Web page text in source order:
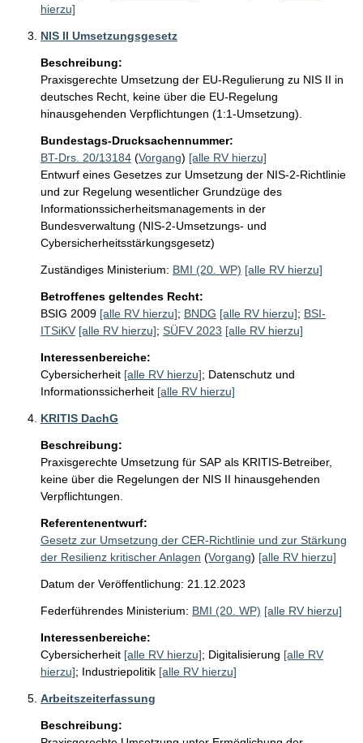
hierzu]
NIS II Umsetzungsgesetz
Beschreibung:
Praxisgerechte Umsetzung der EU-Regulierung zu NIS II in
deutsches Recht, keine über die EU-Regelung
hinausgehenden Verpflichtungen (1:1-Umsetzung).
Bundestags-Drucksachennummer:
BT-Drs. 20/13184 (Vorgang) [alle RV hierzu]
Entwurf eines Gesetzes zur Umsetzung der NIS-2-Richtlinie
und zur Regelung wesentlicher Grundzüge des
Informationssicherheitsmanagements in der
Bundesverwaltung (NIS-2-Umsetzungs- und
Cybersicherheitsstärkungsgesetz)
Zuständiges Ministerium: BMI (20. WP) [alle RV hierzu]
Betroffenes geltendes Recht:
BSIG 2009 [alle RV hierzu]; BNDG [alle RV hierzu]; BSI-
ITSiKV [alle RV hierzu]; SÜFV 2023 [alle RV hierzu]
Interessenbereiche:
Cybersicherheit [alle RV hierzu]; Datenschutz und
Informationssicherheit [alle RV hierzu]
KRITIS DachG
Beschreibung:
Praxisgerechte Umsetzung für SAP als KRITIS-Betreiber,
keine über die Regelungen der NIS II hinausgehenden
Verpflichtungen.
Referentenentwurf:
Gesetz zur Umsetzung der CER-Richtlinie und zur Stärkung
der Resilienz kritischer Anlagen (Vorgang) [alle RV hierzu]
Datum der Veröffentlichung: 21.12.2023
Federführendes Ministerium: BMI (20. WP) [alle RV hierzu]
Interessenbereiche:
Cybersicherheit [alle RV hierzu]; Digitalisierung [alle RV
hierzu]; Industriepolitik [alle RV hierzu]
Arbeitszeiterfassung
Beschreibung: